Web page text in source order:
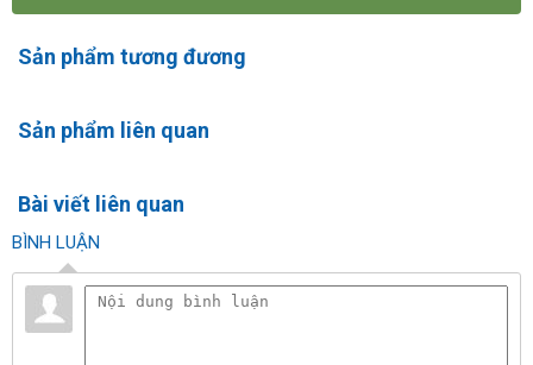
Sản phẩm tương đương
Sản phẩm liên quan
Bài viết liên quan
BÌNH LUẬN